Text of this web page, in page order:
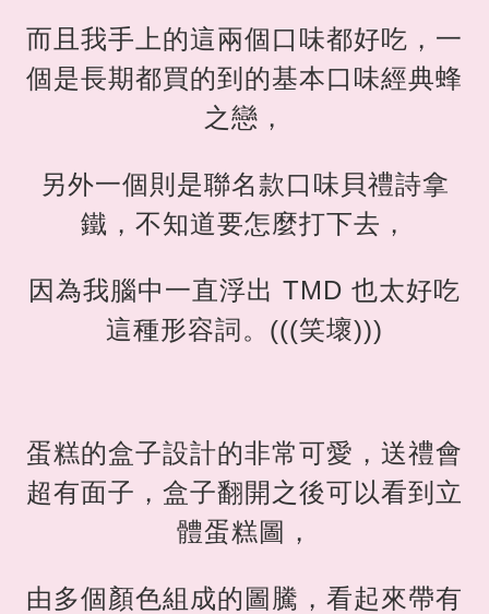
而且我手上的這兩個口味都好吃，一
個是長期都買的到的基本口味經典蜂
之戀，
另外一個則是聯名款口味貝禮詩拿
鐵，不知道要怎麼打下去，
因為我腦中一直浮出 TMD 也太好吃
這種形容詞。(((笑壞)))
蛋糕的盒子設計的非常可愛，送禮會
超有面子，盒子翻開之後可以看到立
體蛋糕圖，
由多個顏色組成的圖騰，看起來帶有